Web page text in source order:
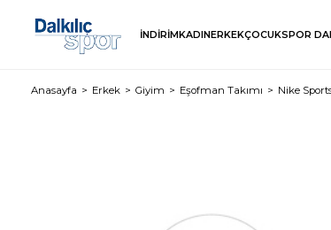
İNDİRİMKADINERKEKÇOCUKSPOR
Anasayfa Erkek Giyim Eşofman Takımı Nike